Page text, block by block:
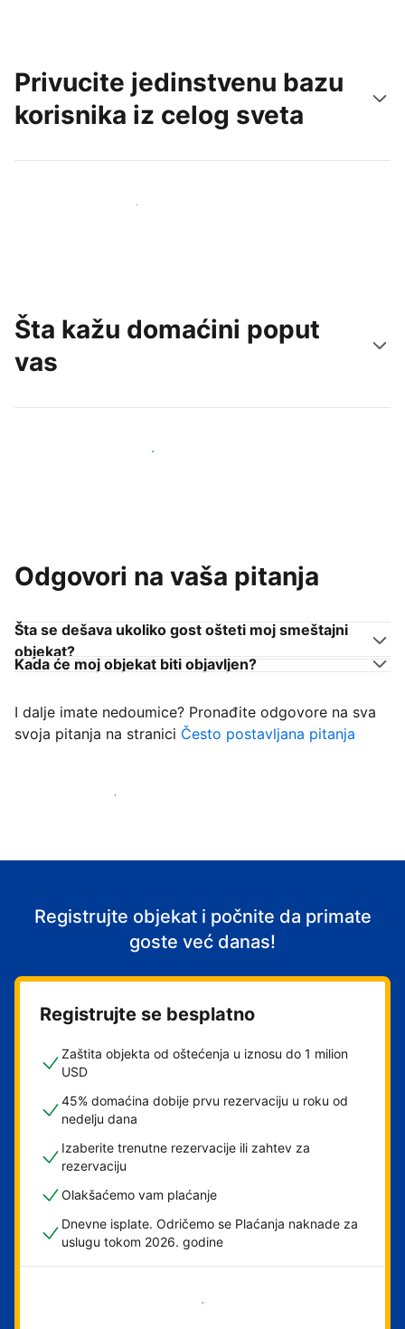
Privucite jedinstvenu bazu
korisnika iz celog sveta
Privucite nove goste već danas
Šta kažu domaćini poput
vas
Pridružite se domaćinima poput vas
Odgovori na vaša pitanja
Šta se dešava ukoliko gost ošteti moj smeštajni
objekat?
Kada će moj objekat biti objavljen?
I dalje imate nedoumice? Pronađite odgovore na sva
svoja pitanja na stranici Često postavljana pitanja
Počnite da primate goste
Registrujte objekat i počnite da primate
goste već danas!
Registrujte se besplatno
Zaštita objekta od oštećenja u iznosu do 1 milion
USD
45% domaćina dobije prvu rezervaciju u roku od
nedelju dana
Izaberite trenutne rezervacije ili zahtev za
rezervaciju
Olakšaćemo vam plaćanje
Dnevne isplate. Odričemo se Plaćanja naknade za
uslugu tokom 2026. godine
Počnite odmah